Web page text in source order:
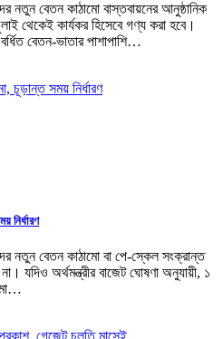
নতুন বেতন কাঠামো বাস্তবায়নের আনুষ্ঠানিক
থেকেই কার্যকর হিসেবে গণ্য করা হবে।
বেতন-ভাতার পাশাপাশি…
নির্ধারণ
নতুন বেতন কাঠামো বা পে-স্কেল সংক্রান্ত
যদিও অর্থমন্ত্রীর বাজেট ঘোষণা অনুযায়ী, ১